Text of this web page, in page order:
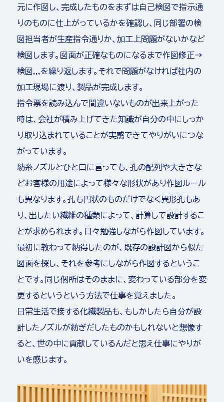
元に作図し、完成したものをまずは自己検図で指示通
りのものに仕上がっているかを確認し、同じ部署の検
図担当者が生産指令通りか、加工上問題がないかなど
検図します。図面が正確なものになるまで作図修正→
検図,,,を繰り返します。それで問題がなければ社内の
加工現場に渡り、製品が完成します。
指令票を読み込んで間違いないものが出来上がった
時は、会社が積み上げてきた知識が自分の中にしっか
り取り込まれていることが実感できてやりがいにつな
がっています。
紡糸ノズルとひと口に言っても、孔の配列や大きさな
どお客様の用途によって様々な形状があり作図ルール
も異なります。孔も円状のものだけでなく異形孔もあ
り、出したい繊維の種類によって、計算して設計するこ
とが求められます。日々勉強しながら作図しています。
最初に教わって納得したのが、既存の設計図から似た
図面を探し、それを参考にしながら作図するというこ
とです。同じ個所はそのままに、変わっている部分を変
更するというという方法で仕事を覚えました。
日常生活で接する化繊製品も、もしかしたら自分が設
計したノズルが紡ぎだしたものかもしれないと想像す
ると、世の中に貢献しているんだと思え仕事にやりが
いを感じます。